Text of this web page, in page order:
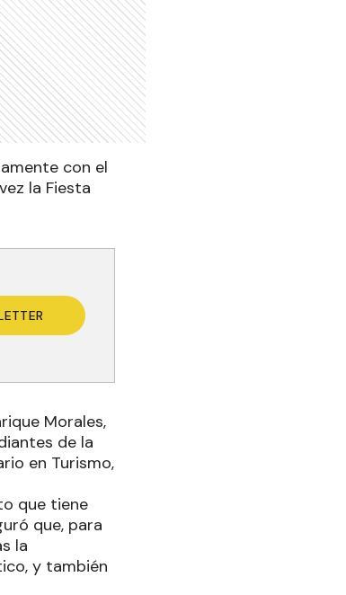
con el
la Fiesta
Morales,
de la
en Turismo,
que tiene
que, para
la
y también